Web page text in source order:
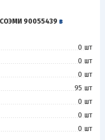
СОЭМИ 90055439 в
0 шт
0 шт
0 шт
95 шт
0 шт
0 шт
0 шт